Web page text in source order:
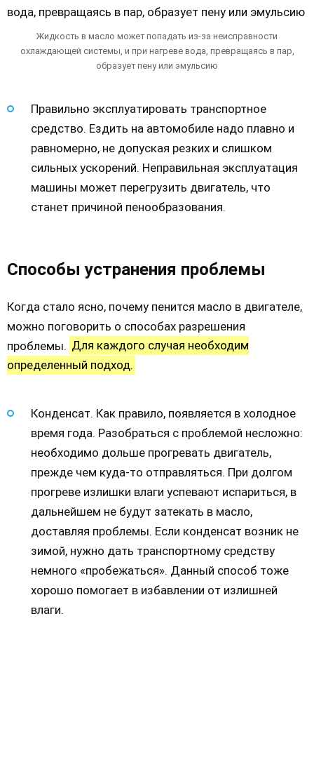
Жидкость в масло может попадать из-за неисправности
охлаждающей системы, и при нагреве вода, превращаясь в пар,
образует пену или эмульсию
Правильно эксплуатировать транспортное
средство. Ездить на автомобиле надо плавно и
равномерно, не допуская резких и слишком
сильных ускорений. Неправильная эксплуатация
машины может перегрузить двигатель, что
станет причиной пенообразования.
Способы устранения проблемы
Когда стало ясно, почему пенится масло в двигателе,
можно поговорить о способах разрешения
проблемы. Для каждого случая необходим
определенный подход.
Конденсат. Как правило, появляется в холодное
время года. Разобраться с проблемой несложно:
необходимо дольше прогревать двигатель,
прежде чем куда-то отправляться. При долгом
прогреве излишки влаги успевают испариться, в
дальнейшем не будут затекать в масло,
доставляя проблемы. Если конденсат возник не
зимой, нужно дать транспортному средству
немного «пробежаться». Данный способ тоже
хорошо помогает в избавлении от излишней
влаги.